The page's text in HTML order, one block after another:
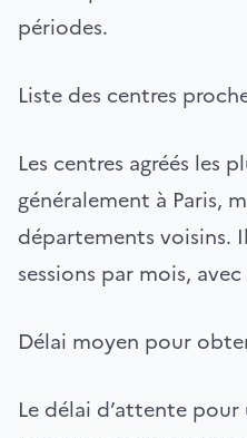
périodes.
Liste des centres
Les centres agréés les
généralement à Paris,
départements voisins.
sessions par mois,
Délai moyen pour
Le délai d’attente pour